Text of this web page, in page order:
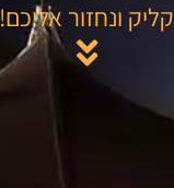
קליק ונחזור אליכם!